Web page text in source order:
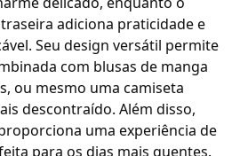
adiciona praticidade e
Seu design versátil permite
com blusas de manga
ou mesmo uma camiseta
descontraído. Além disso,
uma experiência de
para os dias mais quentes.